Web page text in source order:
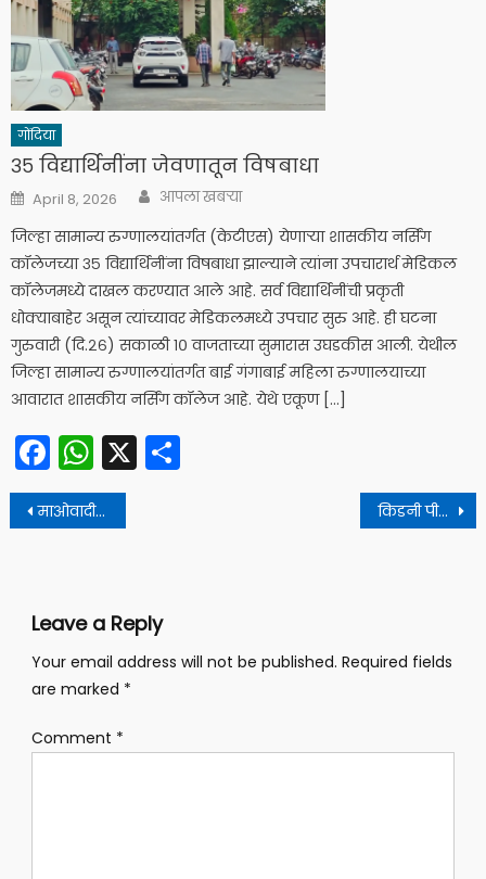
गोंदिया
३५ विद्यार्थिनींना जेवणातून विषबाधा
Posted
on
April 8, 2026 Author
आपला खबऱ्या
जिल्हा सामान्य रुग्णालयांतर्गत (केटीएस) येणाऱ्या शासकीय नर्सिंग
कॉलेजच्या ३५ विद्यार्थिनींना विषबाधा झाल्याने त्यांना उपचारार्थ मेडिकल
कॉलेजमध्ये दाखल करण्यात आले आहे. सर्व विद्यार्थिनींची प्रकृती
धोक्याबाहेर असून त्यांच्यावर मेडिकलमध्ये उपचार सुरु आहे. ही घटना
गुरुवारी (दि.२६) सकाळी १० वाजताच्या सुमारास उघडकीस आली. येथील
जिल्हा सामान्य रुग्णालयांतर्गत बाई गंगाबाई महिला रुग्णालयाच्या
आवारात शासकीय नर्सिंग कॉलेज आहे. येथे एकूण […]
Facebook
WhatsApp
X
Post
navigation
माओवादी कमांडर बारसे देवा पोलिसांना शरण! किडनी पीडितांना कंबोडियात डांबून केले होते पासपोर्ट जप्त; धक्कादायक वास्तव उघड
Leave a Reply
Your email address will not be published. Required fields
are marked *
Comment *